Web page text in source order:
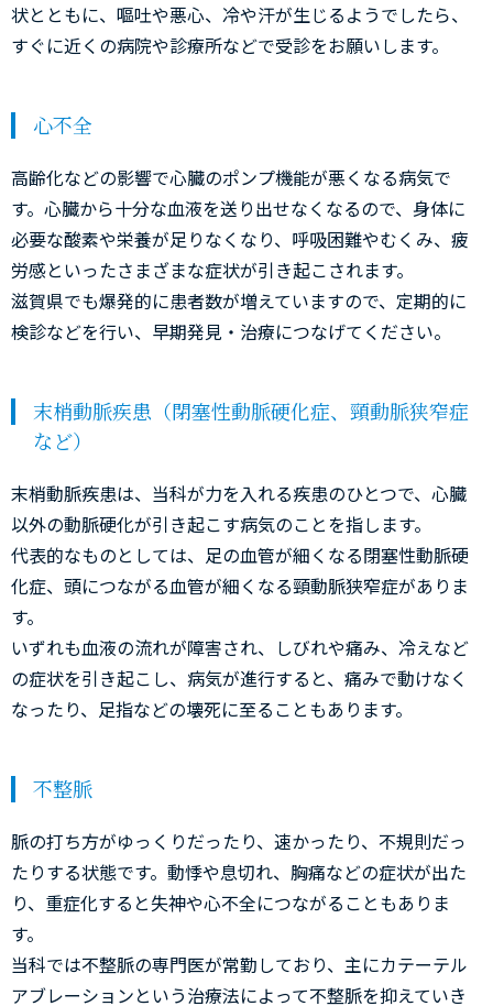
状とともに、嘔吐や悪心、冷や汗が生じるようでしたら、
すぐに近くの病院や診療所などで受診をお願いします。
心不全
高齢化などの影響で心臓のポンプ機能が悪くなる病気で
す。心臓から十分な血液を送り出せなくなるので、身体に
必要な酸素や栄養が足りなくなり、呼吸困難やむくみ、疲
労感といったさまざまな症状が引き起こされます。
滋賀県でも爆発的に患者数が増えていますので、定期的に
検診などを行い、早期発見・治療につなげてください。
末梢動脈疾患（閉塞性動脈硬化症、頸動脈狭窄症
など）
末梢動脈疾患は、当科が力を入れる疾患のひとつで、心臓
以外の動脈硬化が引き起こす病気のことを指します。
代表的なものとしては、足の血管が細くなる閉塞性動脈硬
化症、頭につながる血管が細くなる頸動脈狭窄症がありま
す。
いずれも血液の流れが障害され、しびれや痛み、冷えなど
の症状を引き起こし、病気が進行すると、痛みで動けなく
なったり、足指などの壊死に至ることもあります。
不整脈
脈の打ち方がゆっくりだったり、速かったり、不規則だっ
たりする状態です。動悸や息切れ、胸痛などの症状が出た
り、重症化すると失神や心不全につながることもありま
す。
当科では不整脈の専門医が常勤しており、主にカテーテル
アブレーションという治療法によって不整脈を抑えていき